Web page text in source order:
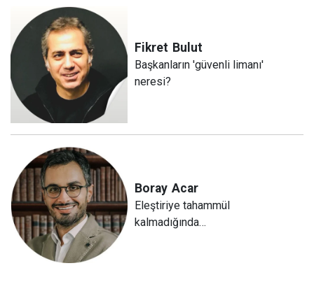
Fikret Bulut
Başkanların 'güvenli limanı'
neresi?
Boray Acar
Eleştiriye tahammül
kalmadığında…